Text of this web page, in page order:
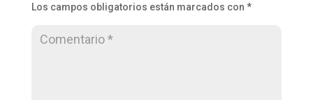
Los campos obligatorios están marcados con *